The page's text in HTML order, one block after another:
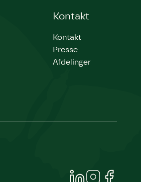
Kontakt
Kontakt
Presse
Afdelinger